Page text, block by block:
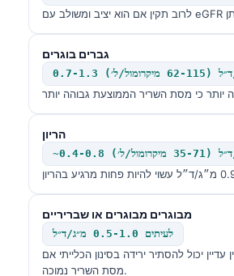
גברים בוגרים
115 מיקרומול/ל׳)
הריון
(35-71 מיקרומול/ל׳)
מבוגרים מבוגרים או שבריריים
לעיתים 0.5-1.0 מ״ג/ד״ל
יכול להסתיר ירידה בסינון הכלייתי אם
מסת השריר נמוכה.